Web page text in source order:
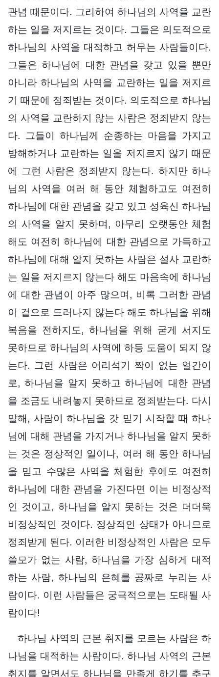
관념 때문이다. 그리하여 하나님의 사역을 교란
하는 일을 저지르는 것이다. 그들은 의도적으로
하나님의 사역을 대적하고 허무는 사람들이다.
그들은 하나님에 대한 관념을 갖고 있을 뿐만
아니라 하나님의 사역을 교란하는 일을 저지르
기 때문에 정죄받는 것이다. 의도적으로 하나님
의 사역을 교란하지 않는 사람은 정죄받지 않는
다. 그들이 하나님께 순종하는 마음을 가지고
방해하거나 교란하는 일을 저지르지 않기 때문
에 그런 사람은 정죄받지 않는다. 하지만 하나
님의 사역을 여러 해 동안 체험하고도 여전히
하나님에 대한 관념을 갖고 있고 성육신 하나님
의 사역을 알지 못하며, 아무리 오랫동안 체험
해도 여전히 하나님에 대한 관념으로 가득하고
하나님에 대해 알지 못하는 사람은 설사 교란하
는 일을 저지르지 않는다 해도 마음속에 하나님
에 대한 관념이 아주 많으며, 비록 그러한 관념
이 겉으로 드러나지 않는다 해도 하나님을 위해
복음을 전하지도, 하나님을 위해 굳게 서지도
못하므로 하나님의 사역에 하등 도움이 되지 않
는다. 그런 사람은 어리석기 짝이 없는 얼간이
로, 하나님을 알지 못하고 하나님에 대한 관념
을 조금도 내려놓지 못하므로 정죄받는다. 다시
말해, 사람이 하나님을 갓 믿기 시작할 때 하나
님에 대해 관념을 가지거나 하나님을 알지 못하
는 것은 정상적인 일이나, 여러 해 동안 하나님
을 믿고 수많은 사역을 체험한 후에도 여전히
하나님에 대한 관념을 가진다면 이는 비정상적
인 것이고, 하나님을 알지 못하는 것은 더더욱
비정상적인 것이다. 정상적인 상태가 아니므로
정죄받게 된다. 이러한 비정상적인 사람은 모두
쓸모가 없는 사람, 하나님을 가장 심하게 대적
하는 사람, 하나님의 은혜를 공짜로 누리는 사
람이다. 이런 사람들은 궁극적으로는 도태될 사
람이다!
하나님 사역의 근본 취지를 모르는 사람은 하
나님을 대적하는 사람이다. 하나님 사역의 근본
취지를 알면서도 하나님을 만족게 하기를 추구